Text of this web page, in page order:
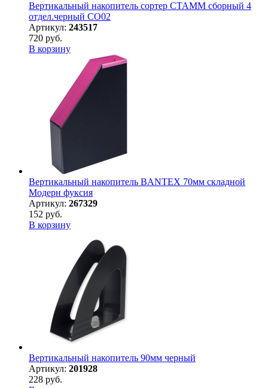
Вертикальный накопитель сортер СТАММ сборный 4
отдел.черный СО02
Артикул: 243517
720 руб.
В корзину
Вертикальный накопитель BANTEX 70мм складной
Модерн фуксия
Артикул: 267329
152 руб.
В корзину
Вертикальный накопитель 90мм черный
Артикул: 201928
228 руб.